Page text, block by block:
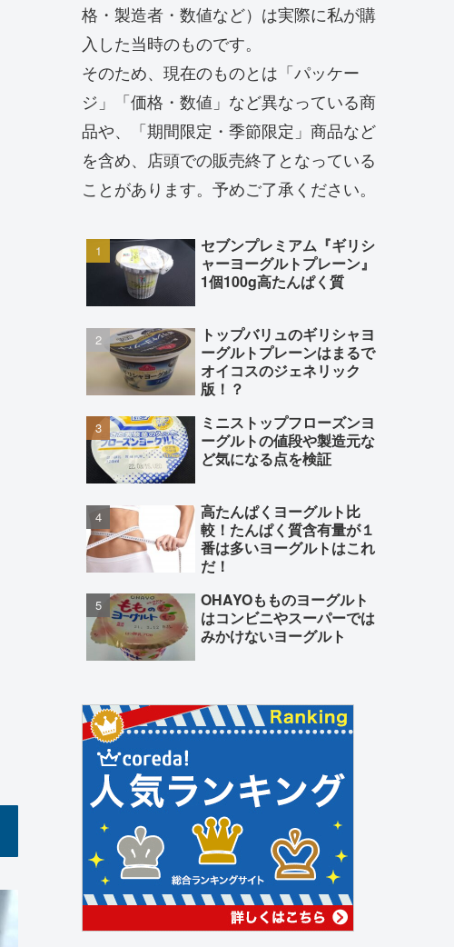
格・製造者・数値など）は実際に私が購
入した当時のものです。
そのため、現在のものとは「パッケー
ジ」「価格・数値」など異なっている商
品や、「期間限定・季節限定」商品など
を含め、店頭での販売終了となっている
ことがあります。予めご了承ください。
セブンプレミアム『ギリシ
ャーヨーグルトプレーン』
1個100g高たんぱく質
トップバリュのギリシャヨ
ーグルトプレーンはまるで
オイコスのジェネリック
版！？
ミニストップフローズンヨ
ーグルトの値段や製造元な
ど気になる点を検証
高たんぱくヨーグルト比
較！たんぱく質含有量が１
番は多いヨーグルトはこれ
だ！
OHAYOもものヨーグルト
はコンビニやスーパーでは
みかけないヨーグルト